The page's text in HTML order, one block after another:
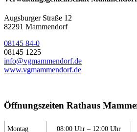
Augsburger Straße 12
82291 Mammendorf
08145 84-0
08145 1225
info@vgmammendorf.de
www.vgmammendorf.de
Öffnungszeiten Rathaus
Montag 08:00 Uhr – 12:00 Uhr